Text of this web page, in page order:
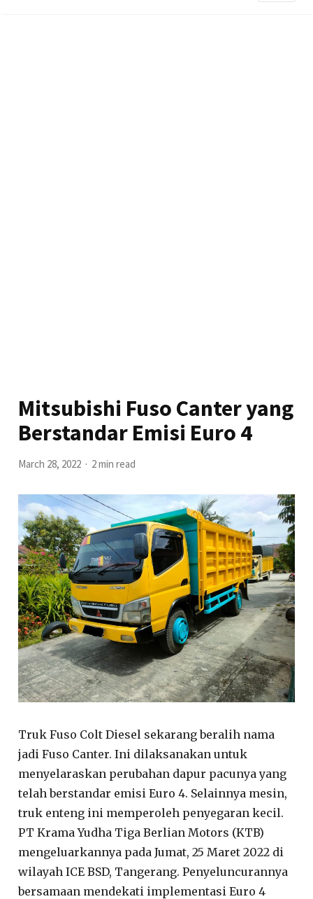
Mitsubishi Fuso Canter yang
Berstandar Emisi Euro 4
March 28, 2022 2 min read
Truk Fuso Colt Diesel sekarang beralih nama
jadi Fuso Canter. Ini dilaksanakan untuk
menyelaraskan perubahan dapur pacunya yang
telah berstandar emisi Euro 4. Selainnya mesin,
truk enteng ini memperoleh penyegaran kecil.
PT Krama Yudha Tiga Berlian Motors (KTB)
mengeluarkannya pada Jumat, 25 Maret 2022 di
wilayah ICE BSD, Tangerang. Penyeluncurannya
bersamaan mendekati implementasi Euro 4